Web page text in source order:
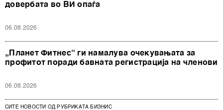
довербата во ВИ опаѓа
06.08.2026
„Планет Фитнес“ ги намалува очекувањата за
профитот поради бавната регистрација на членови
06.08.2026
СИТЕ НОВОСТИ ОД РУБРИКАТА БИЗНИС